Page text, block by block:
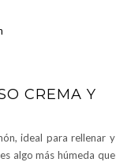
CREMA Y
ideal para rellenar y
algo más húmeda que